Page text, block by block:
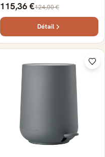
115,36 €124,00 €
Détail